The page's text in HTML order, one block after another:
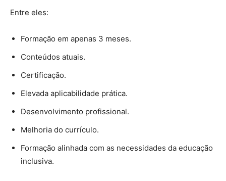
Entre eles:
Formação em apenas 3 meses.
Conteúdos atuais.
Certificação.
Elevada aplicabilidade prática.
Desenvolvimento profissional.
Melhoria do currículo.
Formação alinhada com as necessidades da educação
inclusiva.